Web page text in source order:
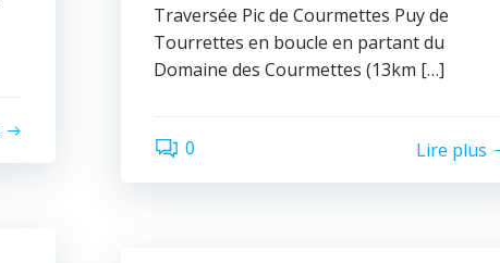
Traversée Pic de Courmettes Puy de
Tourrettes en boucle en partant du
Domaine des Courmettes (13km […]
0 Lire plus